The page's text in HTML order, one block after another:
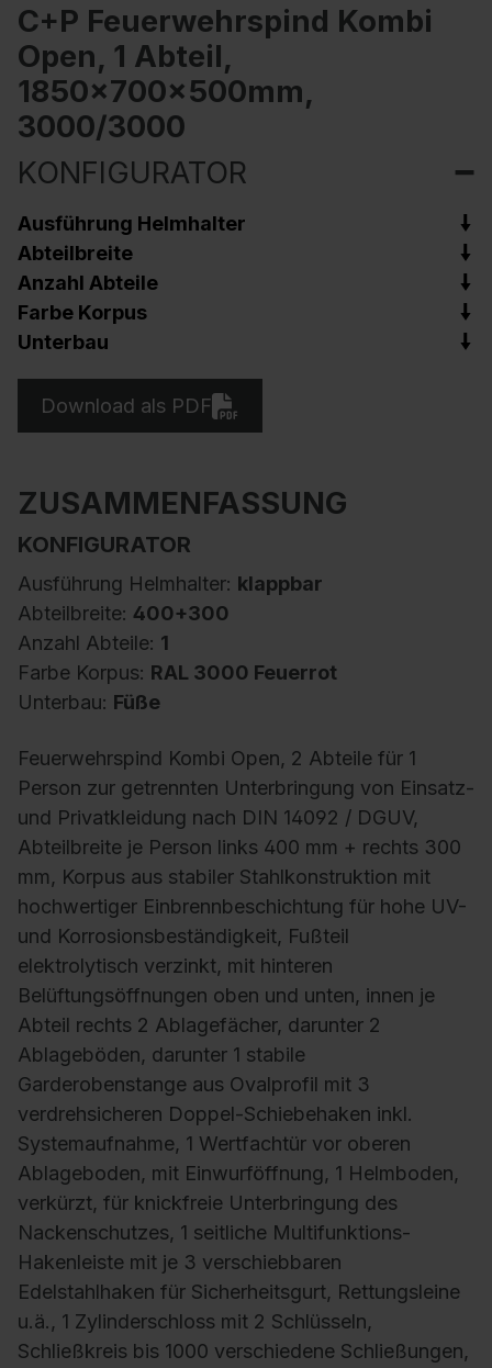
C+P Feuerwehrspind Kombi
Open, 1 Abteil,
1850x700x500mm,
3000/3000
KONFIGURATOR
Ausführung Helmhalter
Abteilbreite
Anzahl Abteile
Farbe Korpus
Unterbau
Download als PDF
ZUSAMMENFASSUNG
KONFIGURATOR
Ausführung Helmhalter: klappbar
Abteilbreite: 400+300
Anzahl Abteile: 1
Farbe Korpus: RAL 3000 Feuerrot
Unterbau: Füße
Feuerwehrspind Kombi Open, 2 Abteile für 1
Person zur getrennten Unterbringung von Einsatz-
und Privatkleidung nach DIN 14092 / DGUV,
Abteilbreite je Person links 400 mm + rechts 300
mm, Korpus aus stabiler Stahlkonstruktion mit
hochwertiger Einbrennbeschichtung für hohe UV-
und Korrosionsbeständigkeit, Fußteil
elektrolytisch verzinkt, mit hinteren
Belüftungsöffnungen oben und unten, innen je
Abteil rechts 2 Ablagefächer, darunter 2
Ablageböden, darunter 1 stabile
Garderobenstange aus Ovalprofil mit 3
verdrehsicheren Doppel-Schiebehaken inkl.
Systemaufnahme, 1 Wertfachtür vor oberen
Ablageboden, mit Einwurföffnung, 1 Helmboden,
verkürzt, für knickfreie Unterbringung des
Nackenschutzes, 1 seitliche Multifunktions-
Hakenleiste mit je 3 verschiebbaren
Edelstahlhaken für Sicherheitsgurt, Rettungsleine
u.ä., 1 Zylinderschloss mit 2 Schlüsseln,
Schließkreis bis 1000 verschiedene Schließungen,